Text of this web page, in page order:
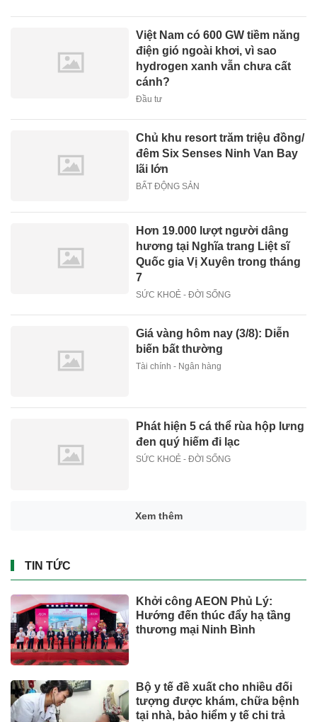
Việt Nam có 600 GW tiềm năng
điện gió ngoài khơi, vì sao
hydrogen xanh vẫn chưa cất
cánh?
Đầu tư
Chủ khu resort trăm triệu đồng/
đêm Six Senses Ninh Van Bay
lãi lớn
BẤT ĐỘNG SẢN
Hơn 19.000 lượt người dâng
hương tại Nghĩa trang Liệt sĩ
Quốc gia Vị Xuyên trong tháng
7
SỨC KHOẺ - ĐỜI SỐNG
Giá vàng hôm nay (3/8): Diễn
biến bất thường
Tài chính - Ngân hàng
Phát hiện 5 cá thể rùa hộp lưng
đen quý hiếm đi lạc
SỨC KHOẺ - ĐỜI SỐNG
Xem thêm
TIN TỨC
Khởi công AEON Phủ Lý:
Hướng đến thúc đẩy hạ tầng
thương mại Ninh Bình
Bộ y tế đề xuất cho nhiều đối
tượng được khám, chữa bệnh
tại nhà, bảo hiểm y tế chi trả